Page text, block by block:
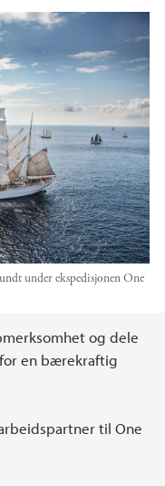
under ekspedisjonen One
og dele
en bærekraftig
til One